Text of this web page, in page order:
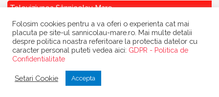
Televiziunea Sânnicolau Mare
Primaria Sannicolau Mare
gazduit de
Folosim cookies pentru a va oferi o experienta cat mai
placuta pe site-ul sannicolau-mare.ro. Mai multe detalii
despre politica noastra referitoare la protectia datelor cu
caracter personal puteti vedea aici: GDPR - Politica de
Confidentialitate
Setari Cookie Accepta